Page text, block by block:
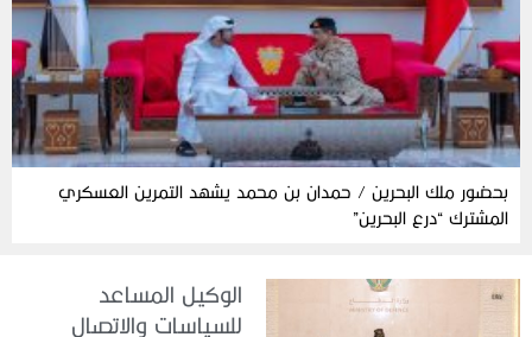
بحضور ملك البحرين / حمدان بن محمد يشهد التمرين العسكري
المشترك “درع البحرين”
الوكيل المساعد
للسياسات والاتصال